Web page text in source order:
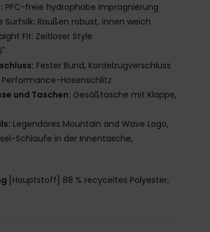
PFC-freie hydrophobe Imprägnierung
Surfsilk: Raußen robust, innen weich
Fit: Zeitloser Style
Fester Bund, Kordelzugverschluss
Performance-Hosenschlitz
und Taschen: Gesäßtasche mit Klappe,
Legendäres Mountain and Wave Logo,
Schlaufe in der Innentasche,
[Hauptstoff] 88 % recyceltes Polyester,